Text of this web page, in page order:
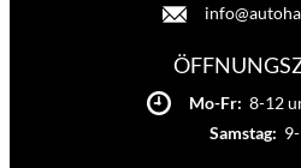
Mo-Fr: 8-12
Samstag: